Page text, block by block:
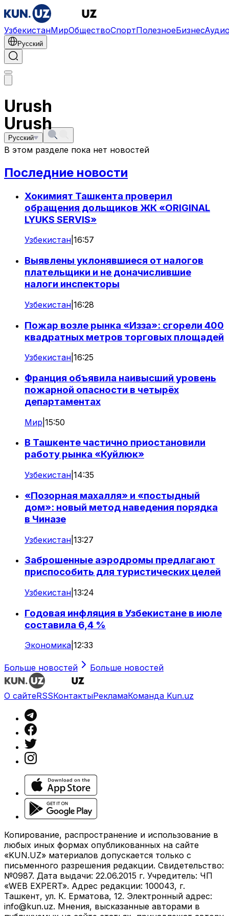
УзбекистанМирОбществоСпортПолезноеБизнес
Русский
Urush
Русский
Urush
В этом разделе пока нет новостей
Последние новости
Хокимият Ташкента проверил
обращения дольщиков ЖК «ORIGINAL
LYUKS SERVIS»
Узбекистан 16:57
Выявлены уклонявшиеся от налогов
плательщики и не доначислившие
налоги инспекторы
Узбекистан 16:28
Пожар возле рынка «Изза»: сгорели 400
квадратных метров торговых площадей
Узбекистан 16:25
Франция объявила наивысший уровень
пожарной опасности в четырёх
департаментах
Мир 15:50
В Ташкенте частично приостановили
работу рынка «Куйлюк»
Узбекистан 14:35
«Позорная махалля» и «постыдный
дом»: новый метод наведения порядка
в Чиназе
Узбекистан 13:27
Заброшенные аэродромы предлагают
приспособить для туристических целей
Узбекистан 13:24
Годовая инфляция в Узбекистане в июле
составила 6,4 %
Экономика 12:33
Больше новостей Больше новостей
О сайтеRSSКонтактыРекламаКоманда Kun.uz
Копирование, распространение и использование в
любых иных формах опубликованных на сайте
«KUN.UZ» материалов допускается только с
письменного разрешения редакции. Свидетельство:
№0987. Дата выдачи: 22.06.2015 г. Учредитель: ЧП
«WEB EXPERT». Адрес редакции: 100043, г.
Ташкент, ул. К. Ерматова, 12. Электронный адрес:
info@kun.uz. Мнения, высказанные авторами в